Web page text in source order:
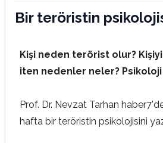
Bir teröristin
Kişi neden terörist olur?
iten nedenler neler?
Prof. Dr. Nevzat Tarhan
hafta bir teröristin psikolojisini